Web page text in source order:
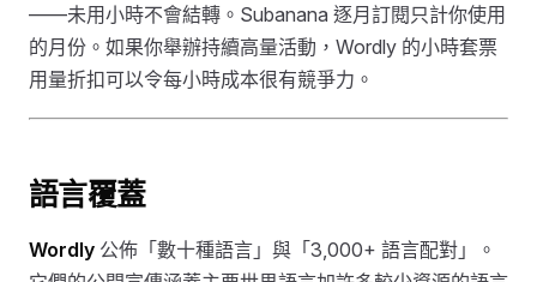
——未用小時不會結轉。Subanana 逐月訂閱只計你使用
的月份。如果你舉辦持續高量活動，Wordly 的小時套票
用量折扣可以令每小時成本很有競爭力。
語言覆蓋
Wordly 公佈「數十種語言」與「3,000+ 語言配對」。